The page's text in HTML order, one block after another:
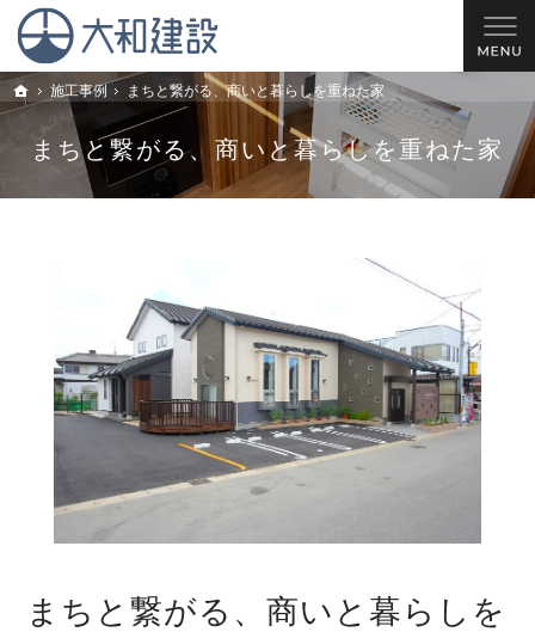
トップ
施工事例 まちと繋がる、商いと暮らしを重ねた家
まちと繋がる、商いと暮らしを重ねた家
理想の住宅を建てるお手伝い。西尾市・安城市・岡崎市の新築戸建てやリフォームのこと
西尾市の工務店 大和建設｜安城市・岡崎市の新築戸建てやリフォームならお任せ
まちと繋がる、商いと暮らしを